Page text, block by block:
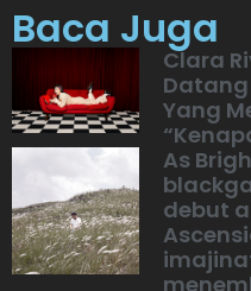
Baca Juga
Clara
Datang
Yang
As
debut